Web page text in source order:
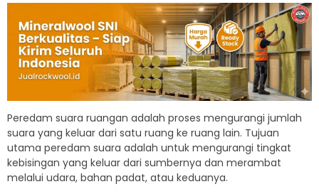
Peredam suara ruangan adalah proses mengurangi jumlah
suara yang keluar dari satu ruang ke ruang lain. Tujuan
utama peredam suara adalah untuk mengurangi tingkat
kebisingan yang keluar dari sumbernya dan merambat
melalui udara, bahan padat, atau keduanya.